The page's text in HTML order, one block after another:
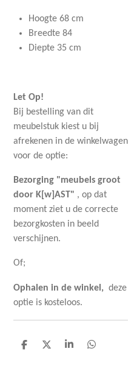
Hoogte 68 cm
Breedte 84
Diepte 35 cm
Let Op!
Bij bestelling van dit
meubelstuk kiest u bij
afrekenen in de winkelwagen
voor de optie:
Bezorging "meubels groot
door K[w]AST" , op dat
moment ziet u de correcte
bezorgkosten in beeld
verschijnen.
Of;
Ophalen in de winkel, deze
optie is kosteloos.
D
D
S
D